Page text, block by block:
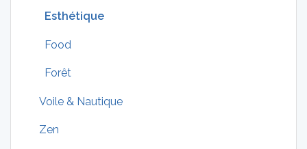
Esthétique
Food
Forêt
Voile & Nautique
Zen